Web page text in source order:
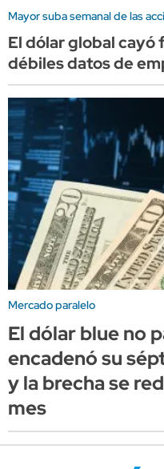
Mayor suba semanal de las
El dólar global cayó
débiles datos de
Mercado paralelo
El dólar blue no
encadenó su
y la brecha se
mes